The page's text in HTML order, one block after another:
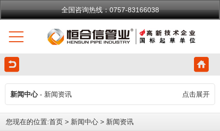
全国咨询热线：0757-83166038
新闻中心- 新闻资讯 点击展开
您现在的位置:首页 > 新闻中心 > 新闻资讯